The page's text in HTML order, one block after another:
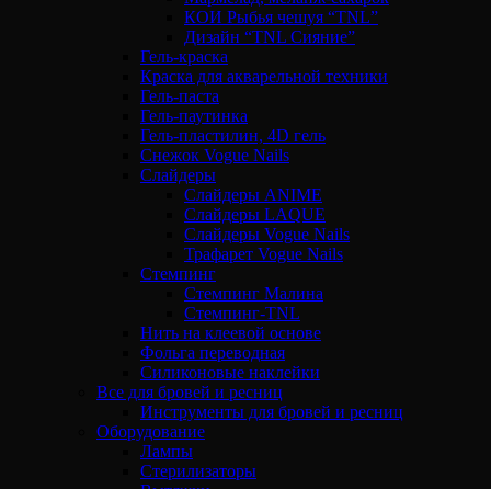
КОИ Рыбья чешуя “TNL”
Дизайн “TNL Сияние”
Гель-краска
Краска для акварельной техники
Гель-паста
Гель-паутинка
Гель-пластилин, 4D гель
Снежок Vogue Nails
Слайдеры
Слайдеры ANIME
Слайдеры LAQUE
Слайдеры Vogue Nails
Трафарет Vogue Nails
Стемпинг
Стемпинг Малина
Стемпинг-TNL
Нить на клеевой основе
Фольга переводная
Силиконовые наклейки
Все для бровей и ресниц
Инструменты для бровей и ресниц
Оборудование
Лампы
Стерилизаторы